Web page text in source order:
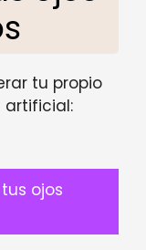
tu propio
artificial:
ojos